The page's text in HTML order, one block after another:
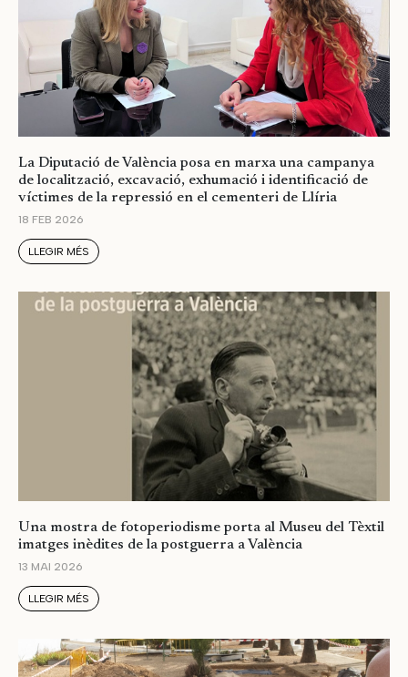
La Diputació de València posa en marxa una campanya
de localització, excavació, exhumació i identificació de
víctimes de la repressió en el cementeri de Llíria
18 FEB 2026
LLEGIR MÉS
Una mostra de fotoperiodisme porta al Museu del Tèxtil
imatges inèdites de la postguerra a València
13 MAI 2026
LLEGIR MÉS